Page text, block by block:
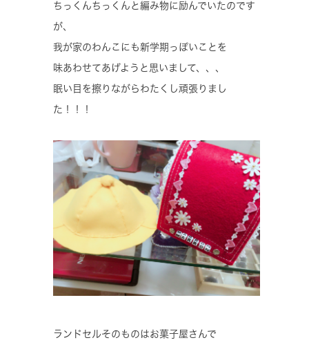
ちっくんちっくんと編み物に励んでいたのです
が、
我が家のわんこにも新学期っぽいことを
味あわせてあげようと思いまして、、、
眠い目を擦りながらわたくし頑張りまし
た！！！
ランドセルそのものはお菓子屋さんで